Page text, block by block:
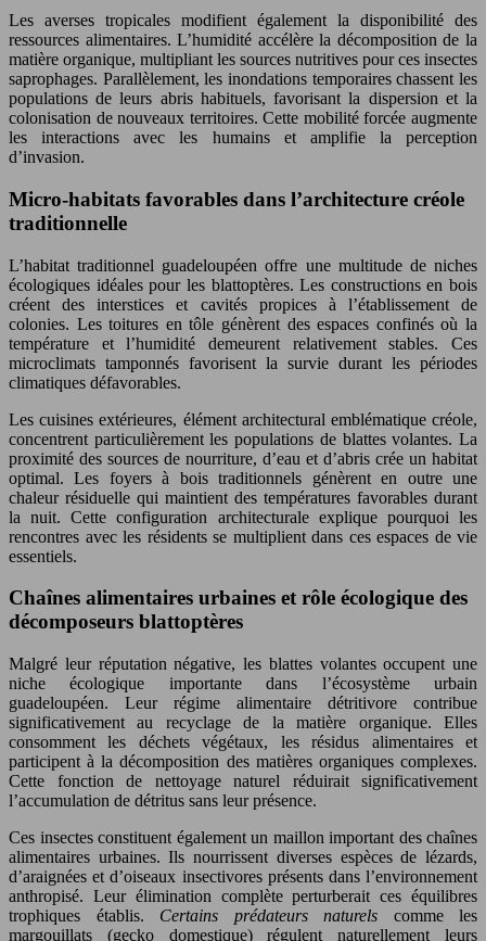
Les averses tropicales modifient également la disponibilité des
ressources alimentaires. L’humidité accélère la décomposition de la
matière organique, multipliant les sources nutritives pour ces insectes
saprophages. Parallèlement, les inondations temporaires chassent les
populations de leurs abris habituels, favorisant la dispersion et la
colonisation de nouveaux territoires. Cette mobilité forcée augmente
les interactions avec les humains et amplifie la perception
d’invasion.
Micro-habitats favorables dans l’architecture créole
traditionnelle
L’habitat traditionnel guadeloupéen offre une multitude de niches
écologiques idéales pour les blattoptères. Les constructions en bois
créent des interstices et cavités propices à l’établissement de
colonies. Les toitures en tôle génèrent des espaces confinés où la
température et l’humidité demeurent relativement stables. Ces
microclimats tamponnés favorisent la survie durant les périodes
climatiques défavorables.
Les cuisines extérieures, élément architectural emblématique créole,
concentrent particulièrement les populations de blattes volantes. La
proximité des sources de nourriture, d’eau et d’abris crée un habitat
optimal. Les foyers à bois traditionnels génèrent en outre une
chaleur résiduelle qui maintient des températures favorables durant
la nuit. Cette configuration architecturale explique pourquoi les
rencontres avec les résidents se multiplient dans ces espaces de vie
essentiels.
Chaînes alimentaires urbaines et rôle écologique des
décomposeurs blattoptères
Malgré leur réputation négative, les blattes volantes occupent une
niche écologique importante dans l’écosystème urbain
guadeloupéen. Leur régime alimentaire détritivore contribue
significativement au recyclage de la matière organique. Elles
consomment les déchets végétaux, les résidus alimentaires et
participent à la décomposition des matières organiques complexes.
Cette fonction de nettoyage naturel réduirait significativement
l’accumulation de détritus sans leur présence.
Ces insectes constituent également un maillon important des chaînes
alimentaires urbaines. Ils nourrissent diverses espèces de lézards,
d’araignées et d’oiseaux insectivores présents dans l’environnement
anthropisé. Leur élimination complète perturberait ces équilibres
trophiques établis. Certains prédateurs naturels comme les
margouillats (gecko domestique) régulent naturellement leurs